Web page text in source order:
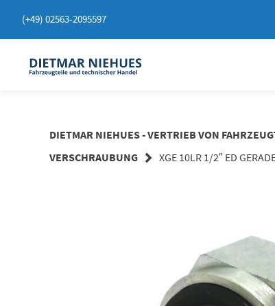
zum
(+49) 02563-2095597
DIETMAR NIEHUES - VERTRIEB VON
VERSCHRAUBUNG
XGE 10LR 1/2″ ED